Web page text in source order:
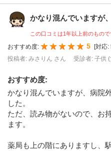
かなり混んでいますが
この口コミは1年以上前のもので
おすすめ度: 5 対応:
投稿者: みさりん さん
受診者: 子供
おすすめ度:
かなり混んでいますが、病院
した。
ただ、読み物がないので、お
ます。
薬局も上の階にありますし、